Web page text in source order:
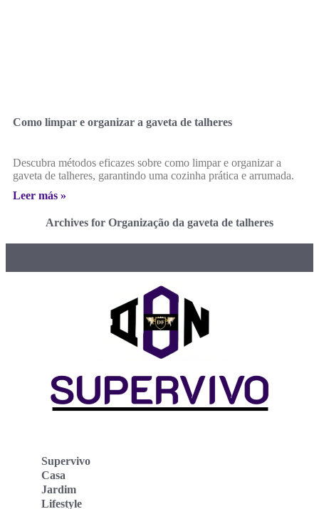
Como limpar e organizar a gaveta de talheres
Descubra métodos eficazes sobre como limpar e organizar a
gaveta de talheres, garantindo uma cozinha prática e arrumada.
Leer más »
Archives for Organização da gaveta de talheres
Supervivo
Casa
Jardim
Lifestyle